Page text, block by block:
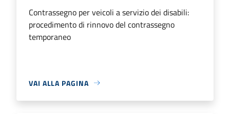
Contrassegno per veicoli a servizio dei disabili:
procedimento di rinnovo del contrassegno
temporaneo
VAI ALLA PAGINA